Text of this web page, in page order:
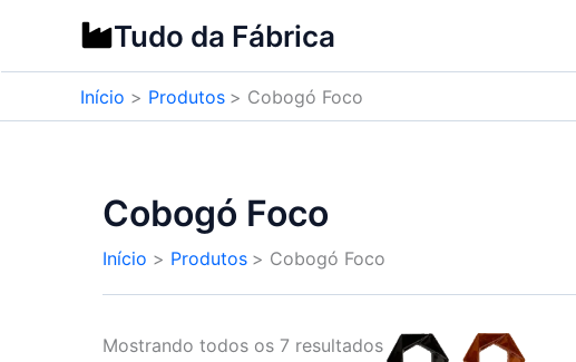
o
Tudo da Fábrica
Início Produtos Cobogó Foco
Cobogó Foco
Início Produtos Cobogó Foco
Mostrando todos os 7 resultados